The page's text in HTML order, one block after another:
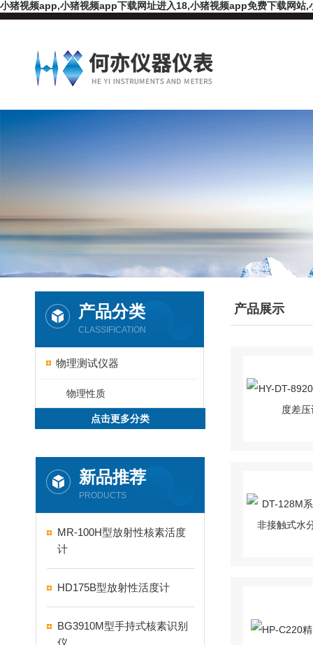
小猪视频app,小猪视频app下载网址进入18,小猪视频app免费下载网站
产品分类
CLASSIFICATION
物理测试仪器
物理性质
点击更多分类
新品推荐
PRODUCTS
MR-100H型放射性核素活度
计
HD175B型放射性活度计
BG3910M型手持式核素识别
仪
产品展示